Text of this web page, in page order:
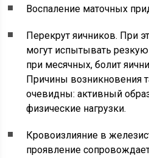
Воспаление маточных
Перекрут яичников. При
могут испытывать
при месячных, болит
Причины возникновения
очевидны: активный
физические нагрузки.
Кровоизлияние в
проявление